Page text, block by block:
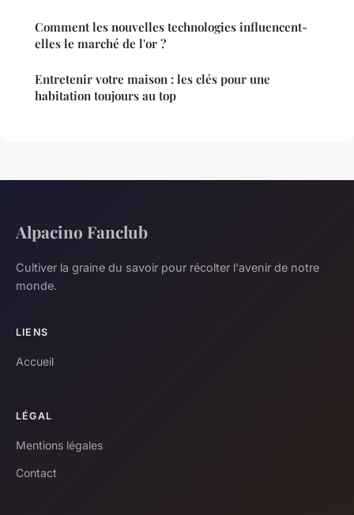
Comment les nouvelles technologies influencent-
elles le marché de l'or ?
Entretenir votre maison : les clés pour une
habitation toujours au top
Alpacino Fanclub
Cultiver la graine du savoir pour récolter l'avenir de notre
monde.
LIENS
Accueil
LÉGAL
Mentions légales
Contact